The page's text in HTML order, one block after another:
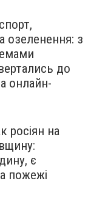
озеленення: з
до
онлайн-
росіян на
є
пожежі